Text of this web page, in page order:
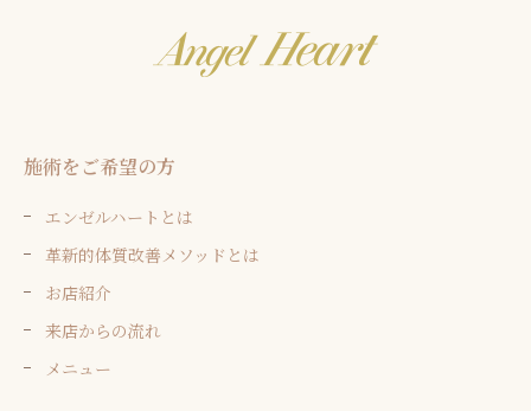
施術をご希望の方
エンゼルハートとは
革新的体質改善メソッドとは
お店紹介
来店からの流れ
メニュー